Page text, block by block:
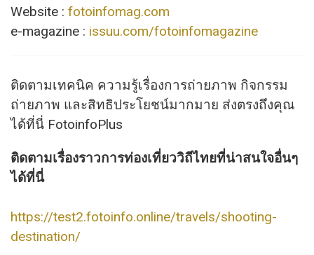
Website : fotoinfomag.com
e-magazine : issuu.com/fotoinfomagazine
ติดตามเทคนิค ความรู้เรื่องการถ่ายภาพ กิจกรรม
ถ่ายภาพ และสิทธิประโยชน์มากมาย ส่งตรงถึงคุณ
ได้ที่นี่ FotoinfoPlus
ติดตามเรื่องราวการท่องเที่ยววิถีไทยที่น่าสนใจอื่นๆ
ได้ที่นี่
https://test2.fotoinfo.online/travels/shooting-
destination/